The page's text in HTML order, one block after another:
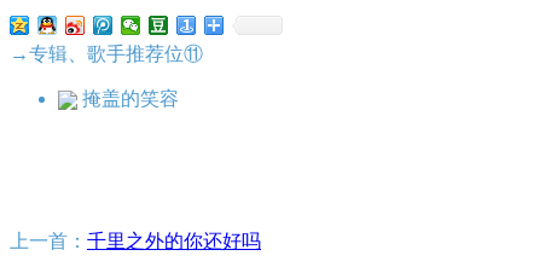
→专辑、歌手推荐位⑪
掩盖的笑容
上一首： 千里之外的你还好吗